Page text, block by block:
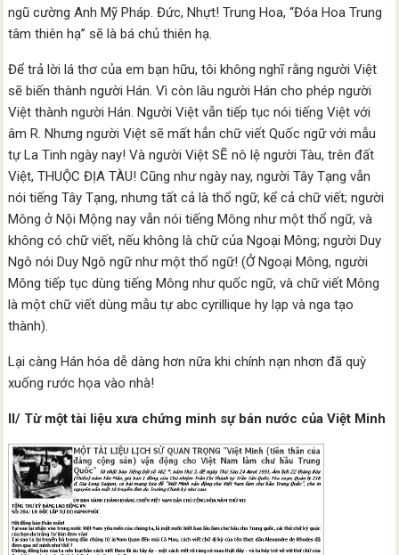
ngũ cường Anh Mỹ Pháp. Đức, Nhựt! Trung Hoa, “Đóa Hoa Trung
tâm thiên hạ” sẽ là bá chủ thiên hạ.
Để trả lời lá thơ của em bạn hữu, tôi không nghĩ rằng người Việt
sẽ biến thành người Hán. Vì còn lâu người Hán cho phép người
Việt thành người Hán. Người Việt vẫn tiếp tục nói tiếng Việt với
âm R. Nhưng người Việt sẽ mất hẳn chữ viết Quốc ngữ với mẫu
tự La Tinh ngày nay! Và người Việt SẼ nô lệ người Tàu, trên đất
Việt, THUỘC ĐỊA TÀU! Cũng như ngày nay, người Tây Tạng vẫn
nói tiếng Tây Tạng, nhưng tất cả là thổ ngữ, kể cả chữ viết; người
Mông ở Nội Mộng nay vẫn nói tiếng Mông như một thổ ngữ, và
không có chữ viết, nếu không là chữ của Ngoại Mông; người Duy
Ngô nói Duy Ngô ngữ như một thổ ngữ! (Ở Ngoại Mông, người
Mông tiếp tục dùng tiếng Mông như quốc ngữ, và chữ viết Mông
là một chữ viết dùng mẫu tự abc cyrillique hy lạp và nga tạo
thành).
Lại càng Hán hóa dễ dàng hơn nữa khi chính nạn nhơn đã quỳ
xuống rước họa vào nhà!
II/ Từ một tài liệu xưa chứng minh sự bán nước của Việt Minh